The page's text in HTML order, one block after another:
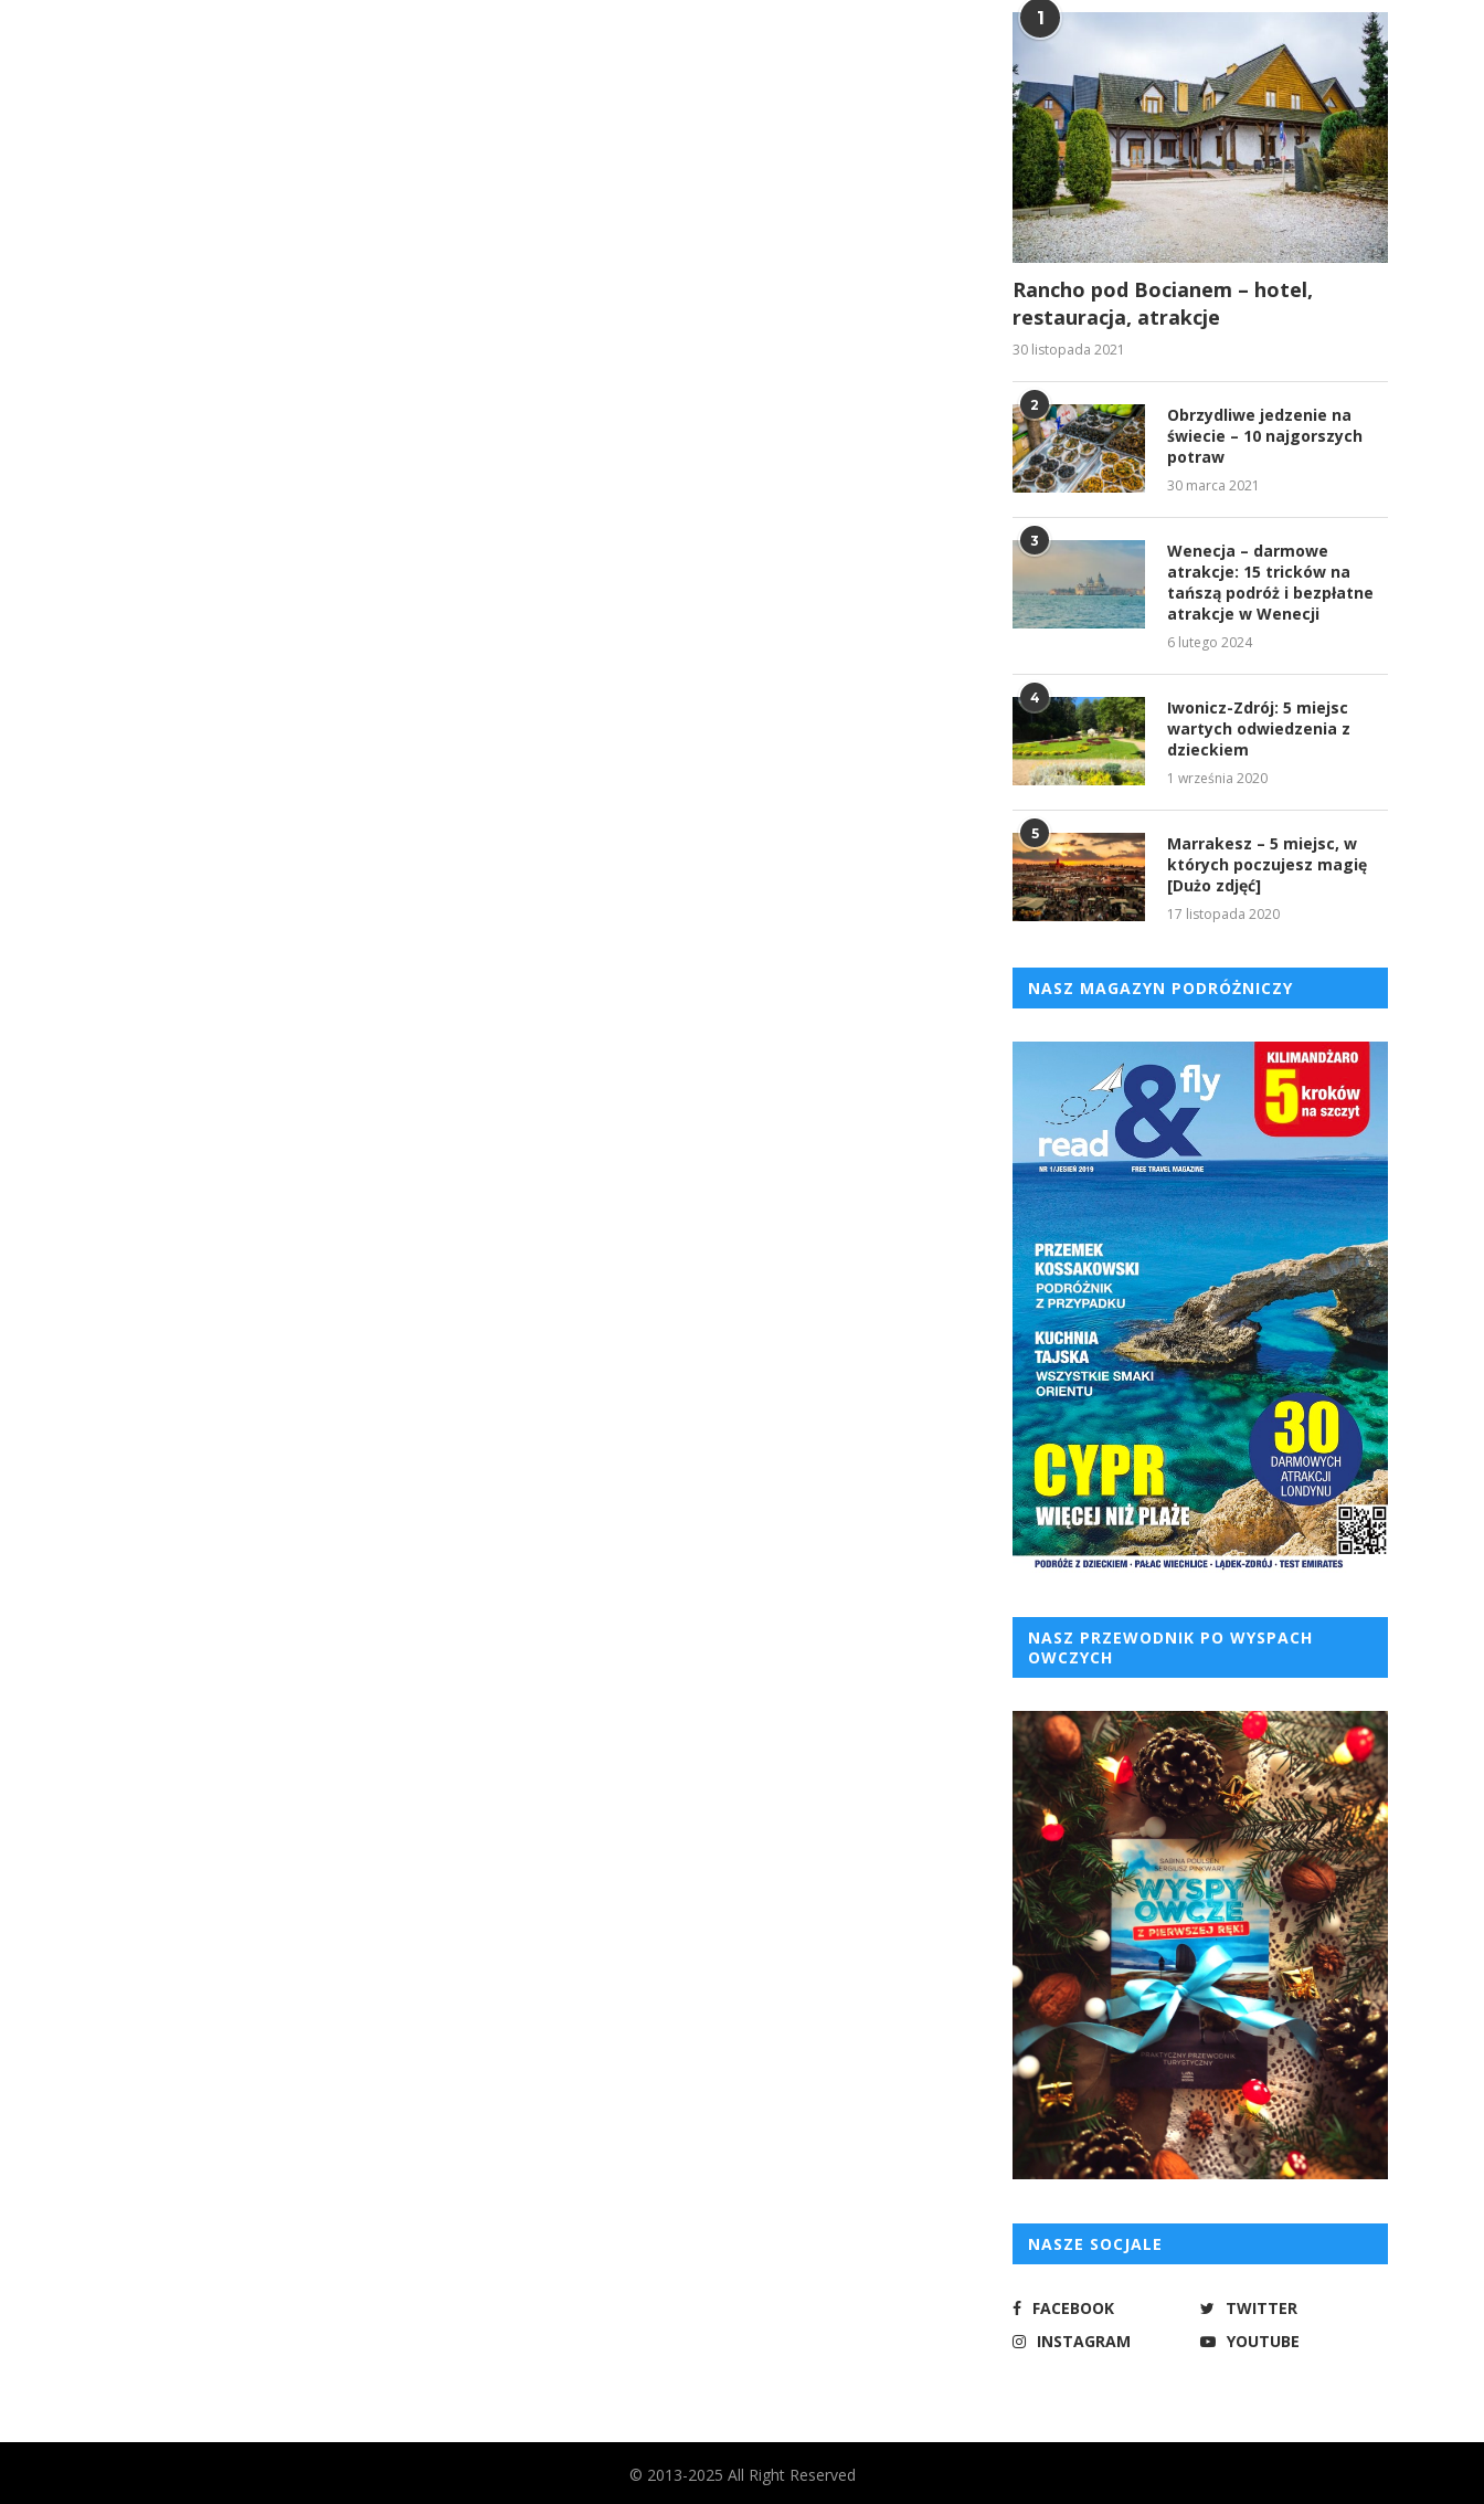
1
Rancho pod Bocianem – hotel,
restauracja, atrakcje
30 listopada 2021
2
Obrzydliwe jedzenie na
świecie – 10 najgorszych
potraw
30 marca 2021
3
Wenecja – darmowe
atrakcje: 15 tricków na
tańszą podróż i bezpłatne
atrakcje w Wenecji
6 lutego 2024
4
Iwonicz-Zdrój: 5 miejsc
wartych odwiedzenia z
dzieckiem
1 września 2020
5
Marrakesz – 5 miejsc, w
których poczujesz magię
[Dużo zdjęć]
17 listopada 2020
NASZ MAGAZYN PODRÓŻNICZY
NASZ PRZEWODNIK PO WYSPACH
OWCZYCH
NASZE SOCJALE
FACEBOOK
TWITTER
INSTAGRAM
YOUTUBE
© 2013-2025 All Right Reserved